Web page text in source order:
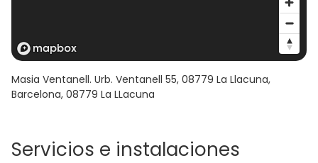
Masia Ventanell. Urb. Ventanell 55, 08779 La Llacuna,
Barcelona, 08779 La LLacuna
Servicios e instalaciones